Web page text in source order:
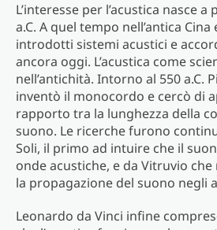
L’interesse per l’acustica nasce
a.C. A quel tempo nell’antica
introdotti sistemi acustici e
ancora oggi. L’acustica come
nell’antichità. Intorno al 550 a.C.
inventò il monocordo e cercò di
rapporto tra la lunghezza della
suono. Le ricerche furono
Soli, il primo ad intuire che il
onde acustiche, e da Vitruvio che
la propagazione del suono negli
Leonardo da Vinci infine